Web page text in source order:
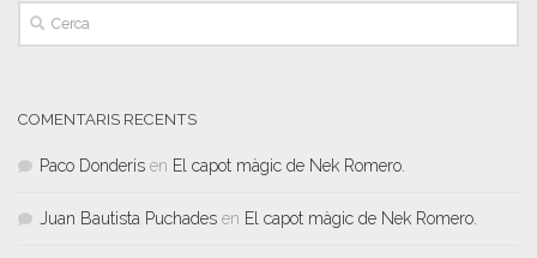
COMENTARIS RECENTS
Paco Donderis en El capot màgic de Nek Romero.
Juan Bautista Puchades en El capot màgic de Nek Romero.